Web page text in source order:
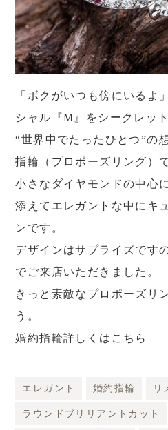
「ボクがいつも傍にいるよ
シャル『M』をシークレッ
“世界中でたったひとつ”の
指輪（プロポーズリング）
小さなダイヤモンドの中心
添えてエレガントな中にキ
ンです。
デザインはサプライズです
でご来店いただきました。
きっと素敵なプロポーズリ
う。
婚約指輪詳しくはこちら
エレガント 婚約指輪 リ
ラウンドブリリアントカット